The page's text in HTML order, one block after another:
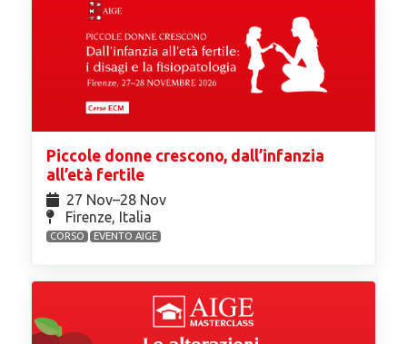
Piccole donne crescono, dall’infanzia
all’età fertile
27 Nov⁠–28 Nov
Firenze, Italia
CORSO EVENTO AIGE